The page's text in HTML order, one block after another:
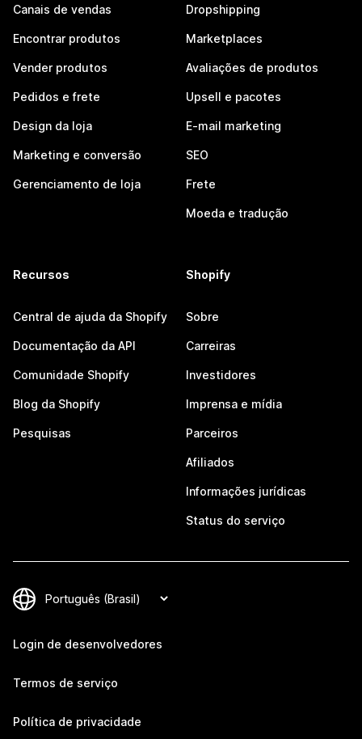
Canais de vendas
Encontrar produtos
Vender produtos
Pedidos e frete
Design da loja
Marketing e conversão
Gerenciamento de loja
Dropshipping
Marketplaces
Avaliações de produtos
Upsell e pacotes
E-mail marketing
SEO
Frete
Moeda e tradução
Recursos
Central de ajuda da Shopify
Documentação da API
Comunidade Shopify
Blog da Shopify
Pesquisas
Shopify
Sobre
Carreiras
Investidores
Imprensa e mídia
Parceiros
Afiliados
Informações jurídicas
Status do serviço
Login de desenvolvedores
Termos de serviço
Política de privacidade